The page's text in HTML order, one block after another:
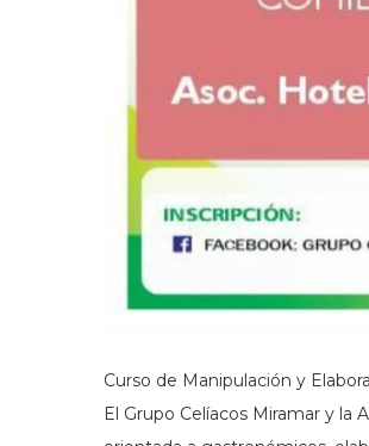
Curso de Manipulación y
El Grupo Celíacos Miramar y